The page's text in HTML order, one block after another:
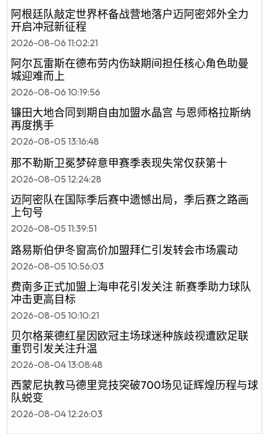
阿根廷队敲定世界杯备战营地落户迈阿密郊外全力
开启冲冠新征程
2026-08-06 11:02:21
阿尔瓦雷斯在德布劳内伤缺期间担任核心角色助曼
城迎难而上
2026-08-06 10:19:56
镰田大地合同到期自由加盟水晶宫 与恩师格拉斯纳
再度携手
2026-08-05 13:16:48
那不勒斯卫冕梦碎意甲赛季表现失常仅获第十
2026-08-05 12:24:28
迈阿密队在国际季后赛中遗憾出局，季后赛之路画
上句号
2026-08-05 11:39:51
路易斯伯伊冬窗高价加盟拜仁引发转会市场震动
2026-08-05 10:56:03
费南多正式加盟上海申花引发关注 新赛季助力球队
冲击更高目标
2026-08-05 10:10:21
贝尔格莱德红星因欧冠主场球迷种族歧视遭欧足联
重罚引发关注升温
2026-08-04 13:08:48
西蒙尼执教马德里竞技突破700场见证辉煌历程与球
队蜕变
2026-08-04 12:26:03